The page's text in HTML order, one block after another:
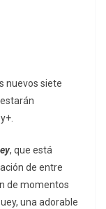
nuevos siete
, que está
de entre
de momentos
una adorable